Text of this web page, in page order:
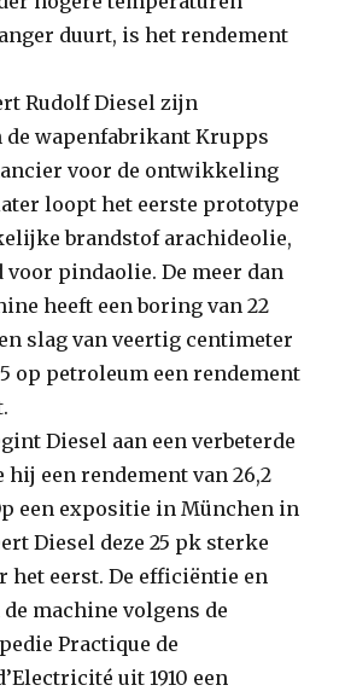
duurt, is het rendement
Rudolf Diesel zijn
wapenfabrikant Krupps
voor de ontwikkeling
loopt het eerste prototype
brandstof arachideolie,
voor pindaolie. De meer dan
heeft een boring van 22
slag van veertig centimeter
op petroleum een rendement
Diesel aan een verbeterde
hij een rendement van 26,2
een expositie in München in
Diesel deze 25 pk sterke
het eerst. De efficiëntie en
machine volgens de
Practique de
uit 1910 een